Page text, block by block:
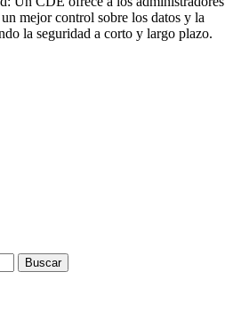
mejor control sobre los datos y la
la seguridad a corto y largo plazo.